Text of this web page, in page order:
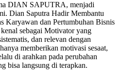
DIAN SAPUTRA, menjadi
Dian Saputra Hadir Membantu
Karyawan dan Pertumbuhan Bisnis
sebagai Motivator yang
dan relevan dengan
memberikan motivasi sesaat,
di arahkan pada perubahan
bisa langsung di terapkan.